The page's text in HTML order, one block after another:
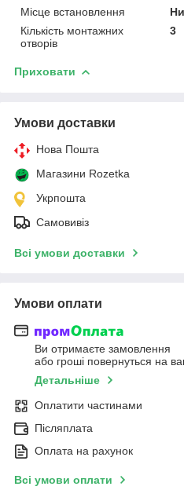
Місце встановлення
Кількість монтажних
отворів
3
Приховати
Умови доставки
Нова Пошта
Магазини Rozetka
Укрпошта
Самовивіз
Всі умови доставки
Умови оплати
Ви отримаєте замовлення
або гроші повернуться на
Детальніше
Оплатити частинами
Післяплата
Оплата на рахунок
Всі умови оплати